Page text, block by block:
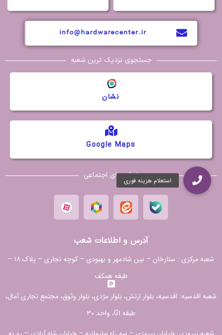
آدرس و اطلاعات شعب
شعبه مرکزی :
ستارخان – بین شادمهر و بهبودی – کوچه نجاری – پلاک ۱۸ –
طبقه همکف
شعبه اقدسیه: اقدسیه، بلوار ارتش، بلوار مژدی، بلوار وثوق، مجتمع تجاری آمال،
طبقه G1، واحد 30
جستجوی نزدیک ترین شعبه
Google Maps
نشان
شبکه های اجتماعی